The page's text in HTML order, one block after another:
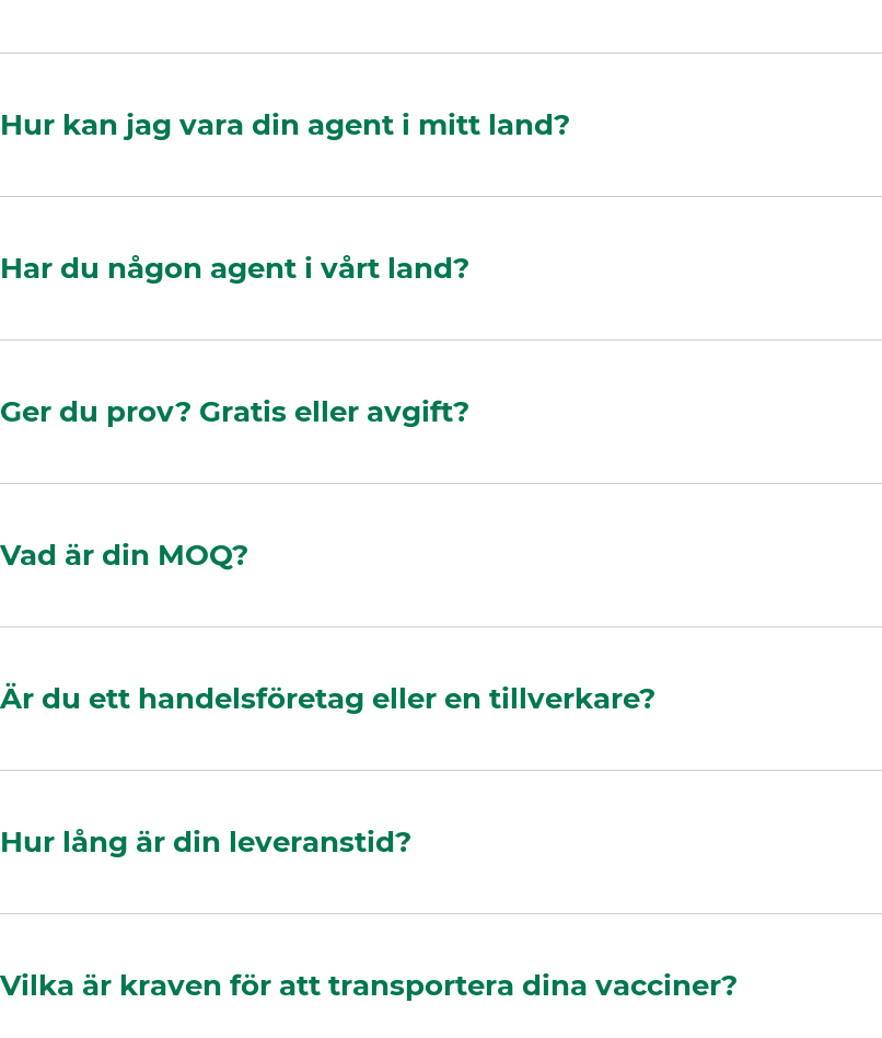
Hur kan jag vara din agent i mitt land?
Har du någon agent i vårt land?
Ger du prov? Gratis eller avgift?
Vad är din MOQ?
Är du ett handelsföretag eller en tillverkare?
Hur lång är din leveranstid?
Vilka är kraven för att transportera dina vacciner?